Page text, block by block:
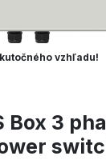
vzhľadu!
Box 3